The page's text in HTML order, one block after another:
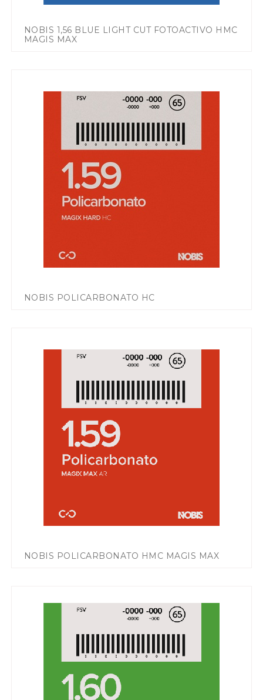
NOBIS 1,56 BLUE LIGHT CUT FOTOACTIVO HMC
MAGIS MAX
NOBIS POLICARBONATO HC
NOBIS POLICARBONATO HMC MAGIS MAX